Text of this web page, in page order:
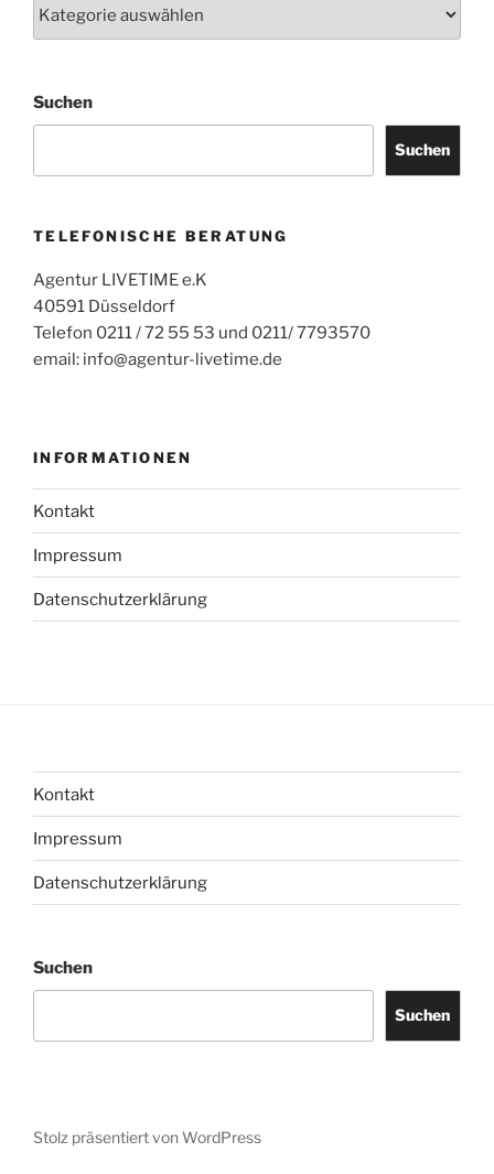
Suchen
Suchen
TELEFONISCHE BERATUNG
Agentur LIVETIME e.K
40591 Düsseldorf
Telefon 0211 / 72 55 53 und 0211/ 7793570
email: info@agentur-livetime.de
INFORMATIONEN
Kontakt
Impressum
Datenschutzerklärung
Kontakt
Impressum
Datenschutzerklärung
Suchen
Suchen
Stolz präsentiert von WordPress